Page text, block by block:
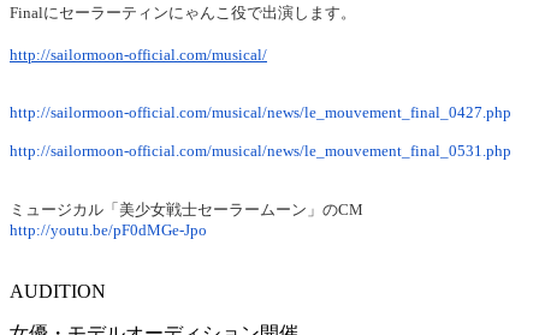
Finalにセーラーティンにゃんこ役で出演します。
http://sailormoon-official.com/musical/
http://sailormoon-official.com/musical/news/le_mouvement_final_0427.php
http://sailormoon-official.com/musical/news/le_mouvement_final_0531.php
ミュージカル「美少女戦士セーラームーン」のCM
http://youtu.be/pF0dMGe-Jpo
AUDITION